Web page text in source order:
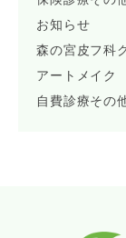
お知らせ
森の宮皮フ科
アートメイク
自費診療その